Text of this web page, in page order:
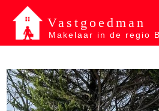
Vastgoedman
Makelaar in de regio